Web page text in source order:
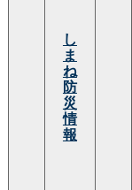
し
ま
ね
防
災
情
報